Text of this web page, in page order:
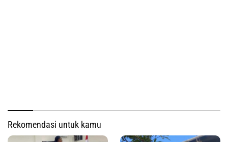
Rekomendasi untuk kamu